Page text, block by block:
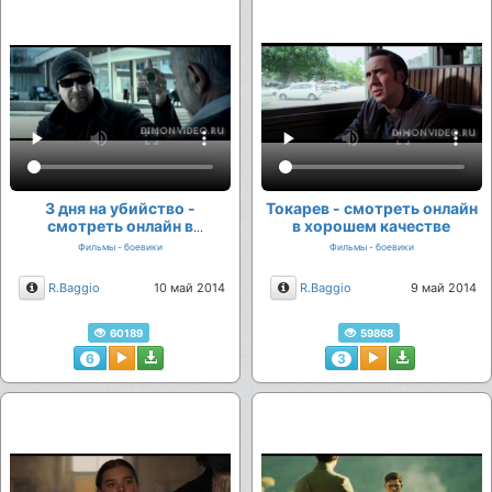
3 дня на убийство -
смотреть онлайн в
хорошем качестве
Фильмы - боевики
Описание
R.Baggio 10 май 2014
60189
6
Токарев - смотреть онлайн
в хорошем качестве
Фильмы - боевики
Описание
R.Baggio 9 май 2014
59868
3